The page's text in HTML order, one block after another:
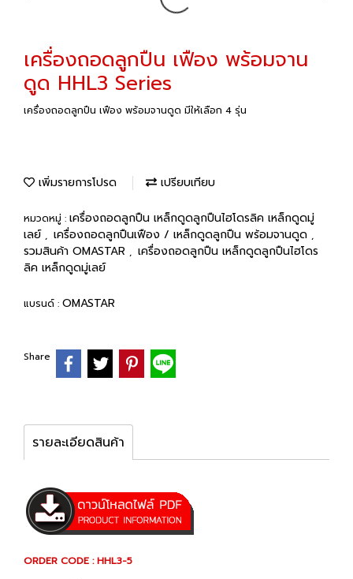
เครื่องถอดลูกปืน เฟือง พร้อมจาน
ดูด HHL3 Series
เครื่องถอดลูกปืน เฟือง พร้อมจานดูด มีให้เลือก 4 รุ่น
เพิ่มรายการโปรด เปรียบเทียบ
หมวดหมู่ : เครื่องถอดลูกปืน เหล็กดูดลูกปืนไฮโดรลิค เหล็กดูดมู่
เลย์ , เครื่องถอดลูกปืนเฟือง / เหล็กดูดลูกปืน พร้อมจานดูด ,
รวมสินค้า OMASTAR , เครื่องถอดลูกปืน เหล็กดูดลูกปืนไฮโดร
ลิค เหล็กดูดมู่เลย์
แบรนด์ : OMASTAR
Share
รายละเอียดสินค้า
ORDER CODE : HHL3-5